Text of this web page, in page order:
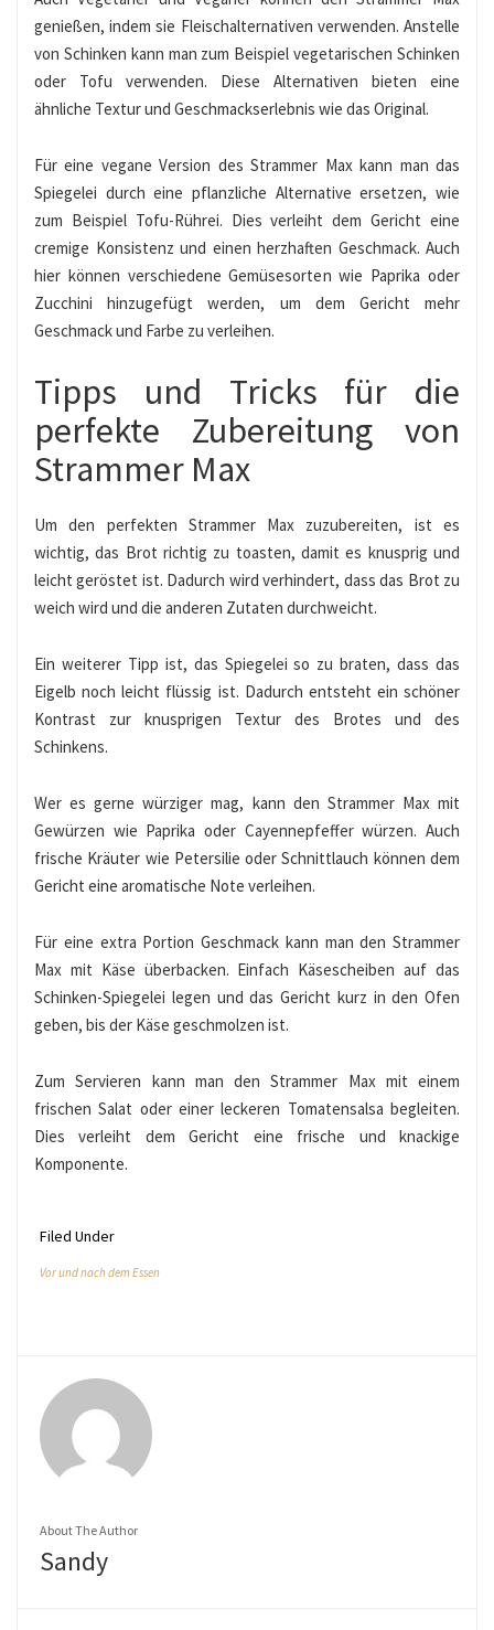
genießen, indem sie Fleischalternativen verwenden. Anstelle
von Schinken kann man zum Beispiel vegetarischen Schinken
oder Tofu verwenden. Diese Alternativen bieten eine
ähnliche Textur und Geschmackserlebnis wie das Original.
Für eine vegane Version des Strammer Max kann man das
Spiegelei durch eine pflanzliche Alternative ersetzen, wie
zum Beispiel Tofu-Rührei. Dies verleiht dem Gericht eine
cremige Konsistenz und einen herzhaften Geschmack. Auch
hier können verschiedene Gemüsesorten wie Paprika oder
Zucchini hinzugefügt werden, um dem Gericht mehr
Geschmack und Farbe zu verleihen.
Tipps und Tricks für die
perfekte Zubereitung von
Strammer Max
Um den perfekten Strammer Max zuzubereiten, ist es
wichtig, das Brot richtig zu toasten, damit es knusprig und
leicht geröstet ist. Dadurch wird verhindert, dass das Brot zu
weich wird und die anderen Zutaten durchweicht.
Ein weiterer Tipp ist, das Spiegelei so zu braten, dass das
Eigelb noch leicht flüssig ist. Dadurch entsteht ein schöner
Kontrast zur knusprigen Textur des Brotes und des
Schinkens.
Wer es gerne würziger mag, kann den Strammer Max mit
Gewürzen wie Paprika oder Cayennepfeffer würzen. Auch
frische Kräuter wie Petersilie oder Schnittlauch können dem
Gericht eine aromatische Note verleihen.
Für eine extra Portion Geschmack kann man den Strammer
Max mit Käse überbacken. Einfach Käsescheiben auf das
Schinken-Spiegelei legen und das Gericht kurz in den Ofen
geben, bis der Käse geschmolzen ist.
Zum Servieren kann man den Strammer Max mit einem
frischen Salat oder einer leckeren Tomatensalsa begleiten.
Dies verleiht dem Gericht eine frische und knackige
Komponente.
Filed Under
Vor und nach dem Essen
About The Author
Sandy